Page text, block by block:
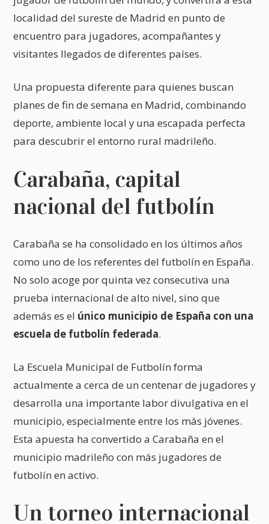
localidad del sureste de Madrid en punto de
encuentro para jugadores, acompañantes y
visitantes llegados de diferentes países.
Una propuesta diferente para quienes buscan
planes de fin de semana en Madrid, combinando
deporte, ambiente local y una escapada perfecta
para descubrir el entorno rural madrileño.
Carabaña, capital
nacional del futbolín
Carabaña se ha consolidado en los últimos años
como uno de los referentes del futbolín en España.
No solo acoge por quinta vez consecutiva una
prueba internacional de alto nivel, sino que
además es el único municipio de España con una
escuela de futbolín federada.
La Escuela Municipal de Futbolín forma
actualmente a cerca de un centenar de jugadores y
desarrolla una importante labor divulgativa en el
municipio, especialmente entre los más jóvenes.
Esta apuesta ha convertido a Carabaña en el
municipio madrileño con más jugadores de
futbolín en activo.
Un torneo internacional